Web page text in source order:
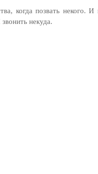
когда позвать некого.
некуда.